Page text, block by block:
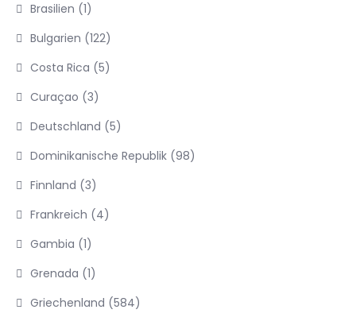
Brasilien (1)
Bulgarien (122)
Costa Rica (5)
Curaçao (3)
Deutschland (5)
Dominikanische Republik (98)
Finnland (3)
Frankreich (4)
Gambia (1)
Grenada (1)
Griechenland (584)